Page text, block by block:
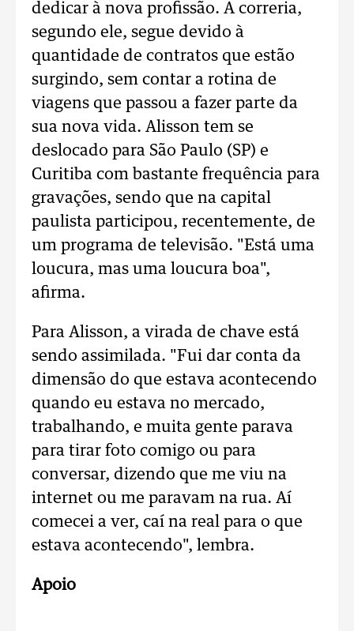
dedicar à nova profissão. A correria,
segundo ele, segue devido à
quantidade de contratos que estão
surgindo, sem contar a rotina de
viagens que passou a fazer parte da
sua nova vida. Alisson tem se
deslocado para São Paulo (SP) e
Curitiba com bastante frequência para
gravações, sendo que na capital
paulista participou, recentemente, de
um programa de televisão. "Está uma
loucura, mas uma loucura boa",
afirma.
Para Alisson, a virada de chave está
sendo assimilada. "Fui dar conta da
dimensão do que estava acontecendo
quando eu estava no mercado,
trabalhando, e muita gente parava
para tirar foto comigo ou para
conversar, dizendo que me viu na
internet ou me paravam na rua. Aí
comecei a ver, caí na real para o que
estava acontecendo", lembra.
Apoio